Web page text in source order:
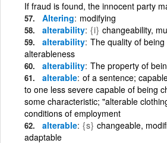
If fraud is found, the innocent party
Altering modifying
alterability {i} changeability,
alterability The quality of being
alterableness
alterability The property of
alterable of a sentence;
to one less severe capable of being
some characteristic; "alterable
conditions of employment
alterable {s} changeable,
adaptable